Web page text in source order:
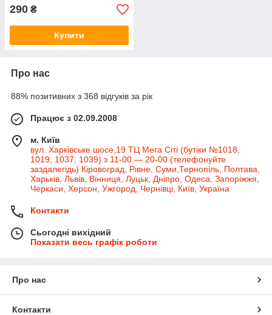
290 ₴
Купити
Про нас
88% позитивних з 368 відгуків за рік
Працює з 02.09.2008
м. Київ
вул. Харківське шосе,19 ТЦ Мега Сіті (бутіки №1018,
1019, 1037, 1039) з 11-00 — 20-00 (телефонуйте
заздалегідь) Кіровоград, Рівне, Суми,Тернопіль, Полтава,
Харьків, Львів, Вінниця, Луцьк, Дніпро, Одеса, Запоріжжя,
Черкаси, Херсон, Ужгород, Чернівці, Київ, Україна
Контакти
Сьогодні вихідний
Показати весь графік роботи
Про нас
Контакти